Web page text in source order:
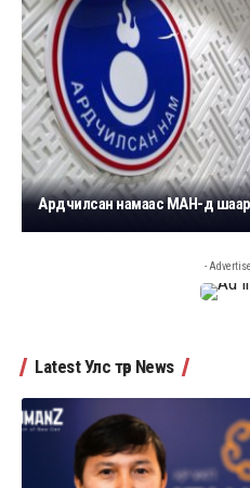
Ардчилсан намаас МАН-д
-
Latest Улс төр News